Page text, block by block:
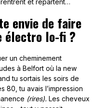
et repartent…
envie de faire
électro lo-fi ?
un cheminement
à Belfort où la new
tu sortais les soirs de
80, tu avais l’impression
(rires). Les cheveux